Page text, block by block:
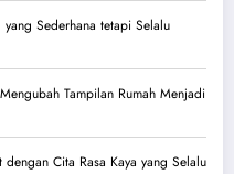
Sederhana tetapi Selalu
Tampilan Rumah Menjadi
Cita Rasa Kaya yang Selalu